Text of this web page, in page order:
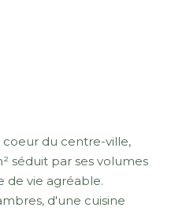
du centre-ville,
séduit par ses volumes
de vie agréable.
d'une cuisine